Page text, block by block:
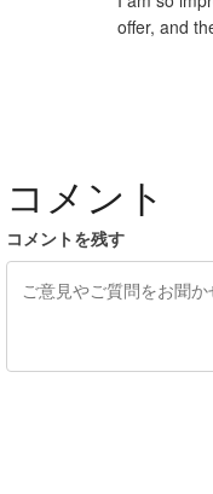
offer, and
コメント
コメントを残す